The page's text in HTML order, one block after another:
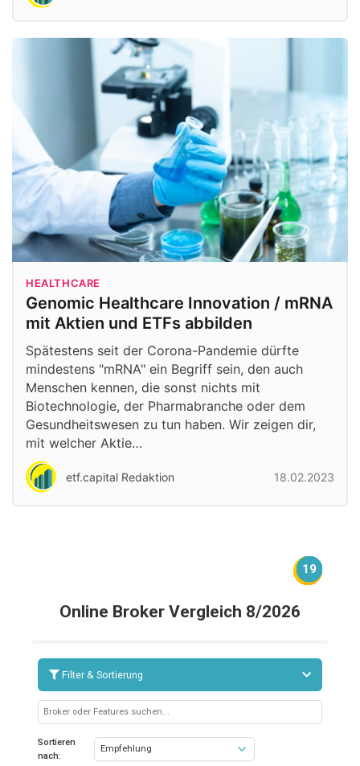
HEALTHCARE
Genomic Healthcare Innovation / mRNA
mit Aktien und ETFs abbilden
Spätestens seit der Corona-Pandemie dürfte
mindestens "mRNA" ein Begriff sein, den auch
Menschen kennen, die sonst nichts mit
Biotechnologie, der Pharmabranche oder dem
Gesundheitswesen zu tun haben. Wir zeigen dir,
mit welcher Aktie…
etf.capital Redaktion 18.02.2023